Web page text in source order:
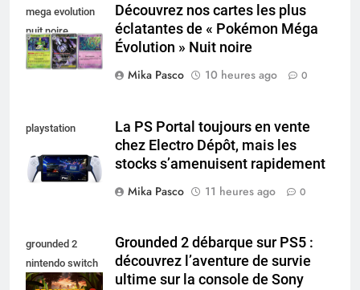
mega evolution
nuit noire
Découvrez nos cartes les plus
éclatantes de « Pokémon Méga
Évolution » Nuit noire
Mika Pasco
10 heures ago 0
playstation
La PS Portal toujours en vente
chez Electro Dépôt, mais les
stocks s’amenuisent rapidement
Mika Pasco
11 heures ago 0
grounded 2
nintendo switch
2
Grounded 2 débarque sur PS5 :
découvrez l’aventure de survie
ultime sur la console de Sony